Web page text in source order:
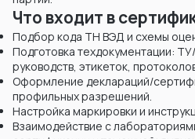
Что входит в
Подбор кода ТН ВЭД и схемы
Подготовка техдокументации:
руководств, этикеток,
Оформление деклараций/
профильных разрешений.
Настройка маркировки и
Взаимодействие с